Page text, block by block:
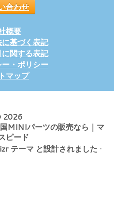
合わせ
概要
基づく表記
関する表記
・ポリシー
マップ
2026
MINIパーツの販売なら｜マ
ピード
テーマ と設計されました ·